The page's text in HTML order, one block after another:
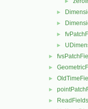
►
►
►
►
►
►
►
►
► ReadFields